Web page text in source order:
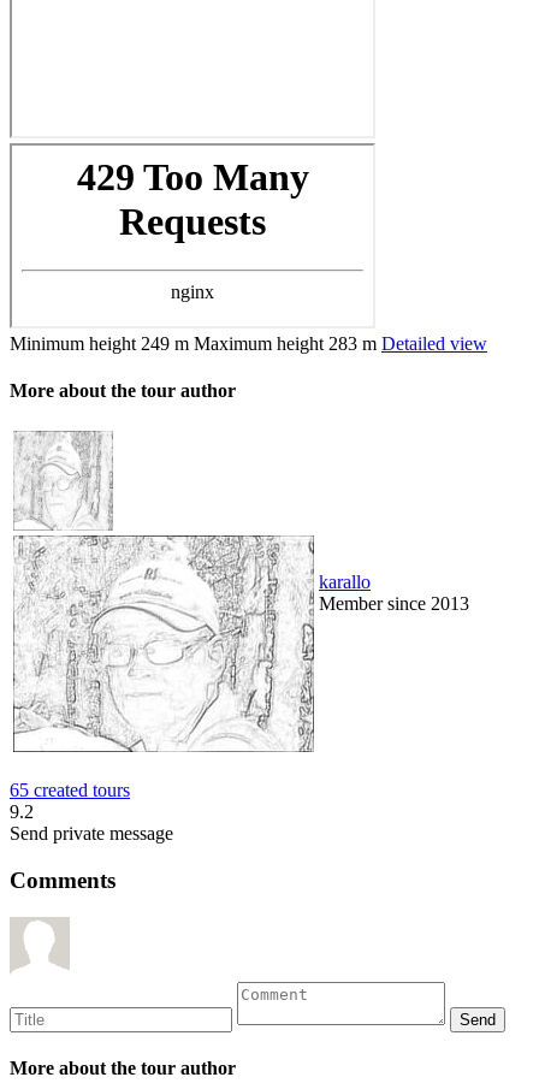
Minimum height 249 m Maximum height 283 m Detailed view
More about the tour author
karallo
Member since 2013
65 created tours
9.2
Send private message
Comments
More about the tour author